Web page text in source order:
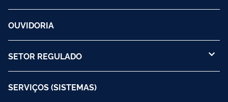
OUVIDORIA
SETOR REGULADO
SERVIÇOS (SISTEMAS)